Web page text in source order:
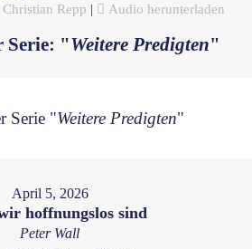
Repp | Audio herunterladen
Serie: "Weitere Predigten"
Serie "Weitere Predigten"
April 5, 2026
hoffnungslos sind
Peter Wall